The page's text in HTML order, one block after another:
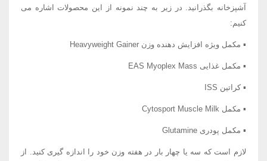
آشپزخانه بگذرانید. در زیر به چند نمونه از این محصولات اشاره می
کنیم:
▪ مکمل ویژه افزایش دهنده وزن Heavyweight Gainer
▪ مکمل غذایی EAS Myoplex Mass
▪ کراتین ISS
▪ مکمل Cytosport Muscle Milk
▪ مکمل پودری Glutamine
لازم است که سه یا چهار بار در هفته وزن خود را اندازه گیری کنید. از